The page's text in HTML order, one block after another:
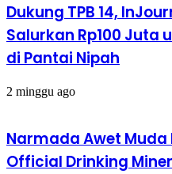
Dukung TPB 14,
Salurkan Rp100 Juta
di Pantai Nipah
2 minggu ago
Narmada Awet
Official Drinking